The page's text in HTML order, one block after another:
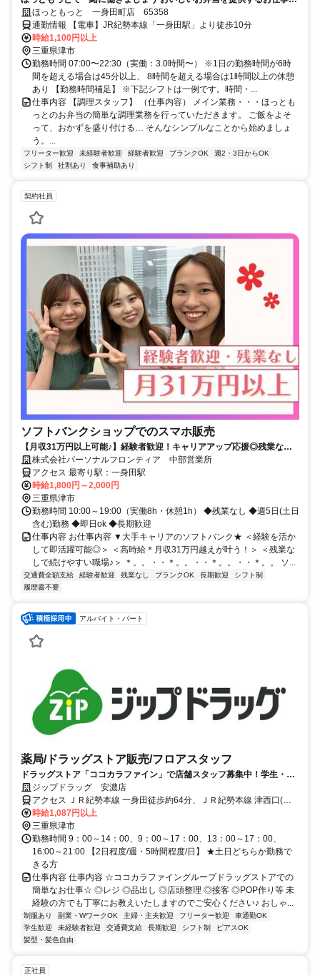
す ほっともっと 一身田町店 65358
通勤情報 【電車】JR紀勢本線「一身田駅」より徒歩10分
時給1,100円以上
三重県津市
勤務時間 07:00〜22:30（実働：3.0時間〜） ※1日の勤務時間が6時
間を超える場合は45分以上、 8時間を超える場合は1時間以上の休憩
あり 【勤務時間補足】 ※下記シフトは一例です。時間・...
仕事内容 【調理スタッフ】 （仕事内容） メイン業務・・・ほっとも
っとのお弁当の簡単な調理業務を行っていただきます。 ご飯をよそ
って、おかずを盛り付ける… そんなシンプルなことから始めましょ
う。...
フリーター歓迎 未経験者歓迎 経験者歓迎 ブランクOK
週2・3日からOK
シフト制
社割あり 食事補助あり
契約社員
ソフトバンクショップでのスマホ販売
【月収31万円以上可能♪】経験者歓迎！キャリアアップ応援◎残業なし&
フルタイム！即日ok★
株式会社パーソナルフロンティア 中部営業所
アクセス 最寄り駅：一身田駅
時給1,800円～2,000円
三重県津市
勤務時間 10:00～19:00（実働8h・休憩1h） ◆残業なし ◆週5日(土日
含む)勤務 ◆即日ok ◆長期歓迎
仕事内容 お仕事内容 ▼大手キャリアのソフトバンク★ ＜経験を活か
して即活躍可能◎＞ ＜高時給＊月収31万円越えが叶う！＞ ＜残業な
しで続けやすい職場♪＞ ＊。。・・＊。。・・＊。。・・＊。。 ソ...
交通費全額支給 経験者歓迎 残業なし ブランクOK 長期歓迎
シフト制
履歴書不要
アルバイト・パート
薬局/ドラッグストア販売/フロアスタッフ
ドラッグストア「ココカラファイン」で店舗スタッフ募集中！学生・主
婦が多数活躍中！
ジップドラッグ 安濃店
アクセス ＪＲ紀勢本線 一身田徒歩約64分、ＪＲ紀勢本線 津西口(近
鉄)徒歩約67分、近鉄名古屋線 津西口(近鉄)徒歩約67分
時給1,087円以上
三重県津市
勤務時間 9：00～14：00、9：00～17：00、13：00～17：00、
16:00～21:00 【2日程度/週・5時間程度/日】 ★土日どちらか勤務で
きる方
仕事内容 仕事内容 ☆ココカラファイングループドラッグストアでの
簡単なお仕事☆ ◎レジ ◎品出し ◎店頭整理 ◎接客 ◎POP作り等 未
経験の方でも丁寧にお教えいたしますのでご安心ください♪ おしゃ...
制服あり 副業・WワークOK 主婦・主夫歓迎 フリーター歓迎
車通勤OK
学生歓迎
未経験者歓迎 交通費支給 長期歓迎 シフト制
ピアスOK
髪型・髪色自由
正社員